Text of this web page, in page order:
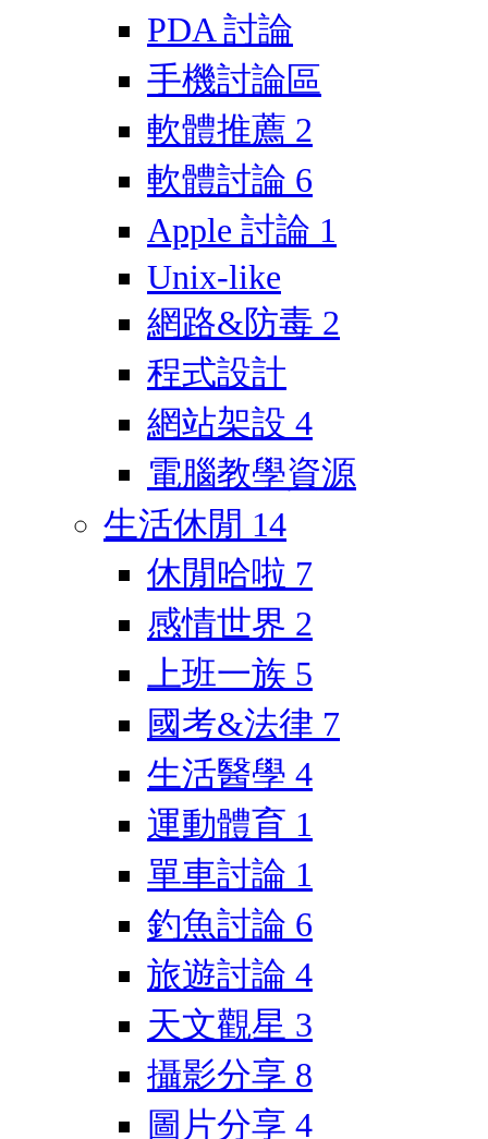
PDA 討論
手機討論區
軟體推薦 2
軟體討論 6
Apple 討論 1
Unix-like
網路&防毒 2
程式設計
網站架設 4
電腦教學資源
生活休閒 14
休閒哈啦 7
感情世界 2
上班一族 5
國考&法律 7
生活醫學 4
運動體育 1
單車討論 1
釣魚討論 6
旅遊討論 4
天文觀星 3
攝影分享 8
圖片分享 4